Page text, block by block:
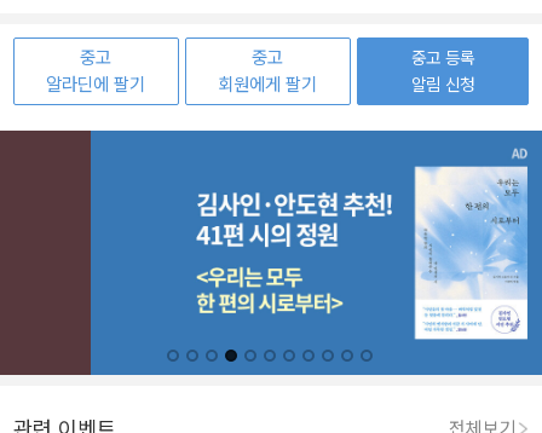
중고
알라딘에 팔기
중고
회원에게 팔기
중고 등록
알림 신청
전체보기